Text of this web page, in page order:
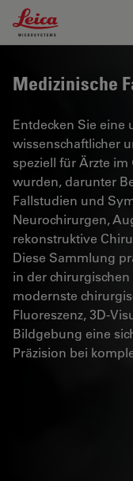
Leica Microsystems
Medizinische
Entdecken Sie
wissenschaftlicher
speziell für Ärzte
wurden, darunter
Fallstudien und
Neurochirurgen,
rekonstruktive
Diese Sammlung
in der
modernste
Fluoreszenz, 3D-
Bildgebung eine
Präzision bei